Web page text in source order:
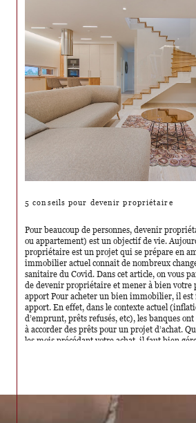
énergivores. Ainsi, voici comment se profile le
concernant la décence énergétique de certains
Interdiction à la location des logements notés
à la location des logements notés F en 2028 -
des logements notés G en 2025 Aide fiscale
“passoires énergétiques” Pour aider la
moins énergivores, le gouvernement met en
la rénovation de ces “passoires énergétiques”.
bailleurs pourront bénéficier d’une réduction
déduisant les charges des travaux de
d’imputation des déficits fonciers sur le revenu
700€ à 21 400€. Le propriétaire s’engage alors
de rénovation afin de passer le logement
ou G à une classe énergétique A, B, C ou D
Le bailleur doit justifier d’une acceptation de
novembre 2022 et payé entre le 1er janvier
limite d’imputation d’un déficit foncier restera
depuis le changement de la méthode de calcul
si vous êtes propriétaire bailleur, ces
directement. C’est le moment de vérifier votre
modifications nécessaires au logement afin de
règles.
5 conseils pour devenir propriétaire
Pour beaucoup de personnes, devenir
ou appartement) est un objectif de vie.
propriétaire est un projet qui se prépare en
immobilier actuel connaît de nombreux
sanitaire du Covid. Dans cet article, on vous
de devenir propriétaire et mener à bien votre
apport Pour acheter un bien immobilier, il
apport. En effet, dans le contexte actuel
d’emprunt, prêts refusés, etc), les banques
à accorder des prêts pour un projet d’achat.
les mois précédant votre achat, il faut bien
évitant les découverts. Vous devez pouvoir
couvrira a minima les frais de notaire. Cela
vous lancer dans la grande aventure de
établir une feuille de route comprenant tous
liste complète et détaillée de vos envies vous